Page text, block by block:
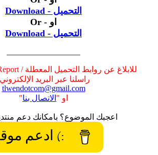
التحميل - Download
او - Or
التحميل - Download
للابلاغ عن روابط التحميل المعطلة / Broken Links Report
راسلنا عبر البريد
tlwendotcom@gmail.com
او " الاتصال بنا"
اعجبك الموضوع؟ بامكانك دعم
:) ادعم